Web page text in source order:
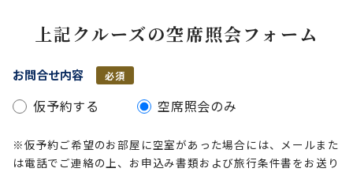
上記クルーズの空席照会フォーム
お問合せ内容 必須
仮予約する 空席照会のみ
※仮予約ご希望のお部屋に空室があった場合には、メールまた
は電話でご連絡の上、お申込み書類および旅行条件書をお送り